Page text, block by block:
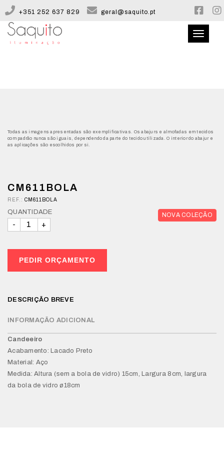
+351 252 637 829 geral@saquito.pt
Toggle
Todas as imagens apresentadas são exemplificativas. Os abajurs e almofadas em tecidos
com padrão nunca são iguais, dependendo da parte do tecido utilizada. O interior do abajur e
as aplicações são escolhidos por si.
CM611BOLA
REF.: CM611BOLA
NOVA COLEÇÃO
QUANTIDADE
PEDIR ORÇAMENTO
DESCRIÇÃO BREVE
INFORMAÇÃO ADICIONAL
Candeeiro
Acabamento: Lacado Preto
Material: Aço
Medida: Altura (sem a bola de vidro) 15cm, Largura 8cm, largura
da bola de vidro ø18cm